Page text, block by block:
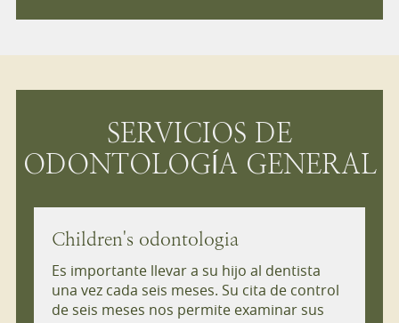
SERVICIOS DE
ODONTOLOGÍA GENERAL
Children's odontologia
Es importante llevar a su hijo al dentista
una vez cada seis meses. Su cita de control
de seis meses nos permite examinar sus